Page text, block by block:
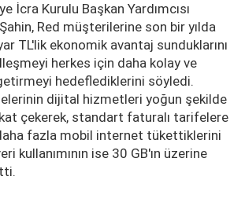
İcra Kurulu Başkan Yardımcısı
Red müşterilerine son bir yılda
TL'lik ekonomik avantaj sunduklarını
herkes için daha kolay ve
hedeflediklerini söyledi.
dijital hizmetleri yoğun şekilde
çekerek, standart faturalı tarifelere
fazla mobil internet tükettiklerini
kullanımının ise 30 GB'ın üzerine